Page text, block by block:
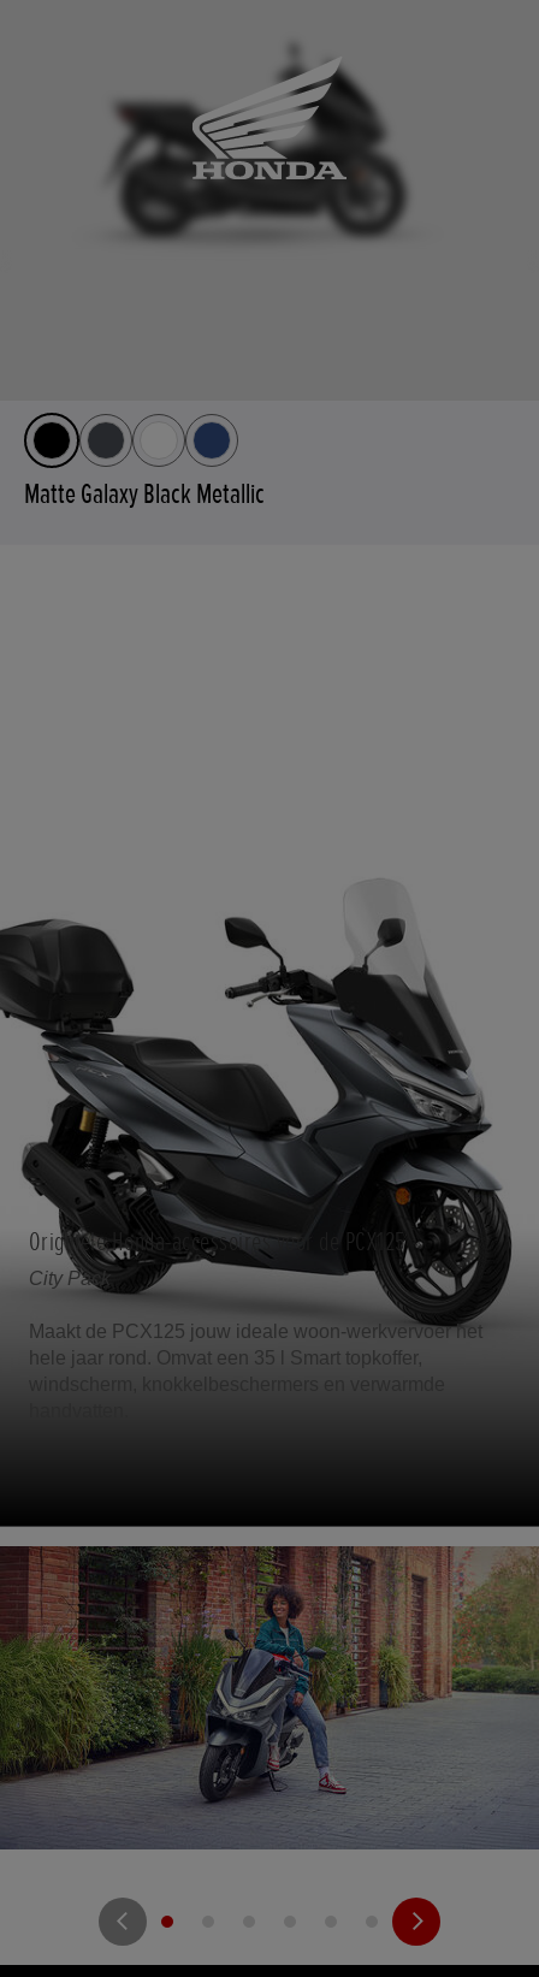
Matte Galaxy Black Metallic
Originele Honda-accessoires voor de PCX125
City Pack
Maakt de PCX125 jouw ideale woon-werkvervoer het
hele jaar rond. Omvat een 35 l Smart topkoffer,